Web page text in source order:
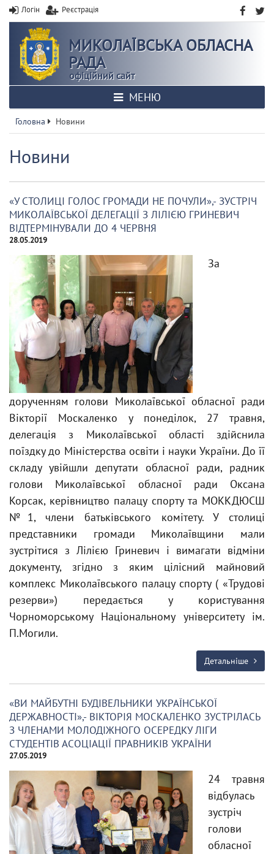
Логін Реєстрація
МИКОЛАЇВСЬКА ОБЛАСНА
РАДА
офіційний сайт
МЕНЮ
Головна Новини
Новини
«У СТОЛИЦІ ГОЛОС ГРОМАДИ НЕ ПОЧУЛИ»,- ЗУСТРІЧ
МИКОЛАЇВСЬКОЇ ДЕЛЕГАЦІЇ З ЛІЛІЄЮ ГРИНЕВИЧ
ВІДТЕРМІНУВАЛИ ДО 4 ЧЕРВНЯ
28.05.2019
За
дорученням голови Миколаївської обласної ради
Вікторії Москаленко у понеділок, 27 травня,
делегація з Миколаївської області здійснила
поїздку до Міністерства освіти і науки України. До її
складу увійшли депутати обласної ради, радник
голови Миколаївської обласної ради Оксана
Корсак, керівництво палацу спорту та МОККДЮСШ
№1, члени батьківського комітету. У столиці
представники громади Миколаївщини мали
зустрітися з Лілією Гриневич і вимагати відміни
документу, згідно з яким цілісний майновий
комплекс Миколаївського палацу спорту ( «Трудові
резерви») передається у користування
Чорноморському Національному університету ім.
П.Могили.
Детальніше
«ВИ МАЙБУТНІ БУДІВЕЛЬНИКИ УКРАЇНСЬКОЇ
ДЕРЖАВНОСТІ»,- ВІКТОРІЯ МОСКАЛЕНКО ЗУСТРІЛАСЬ
З ЧЛЕНАМИ МОЛОДІЖНОГО ОСЕРЕДКУ ЛІГИ
СТУДЕНТІВ АСОЦІАЦІЇ ПРАВНИКІВ УКРАЇНИ
27.05.2019
24 травня
відбулась
зустріч
голови
обласної